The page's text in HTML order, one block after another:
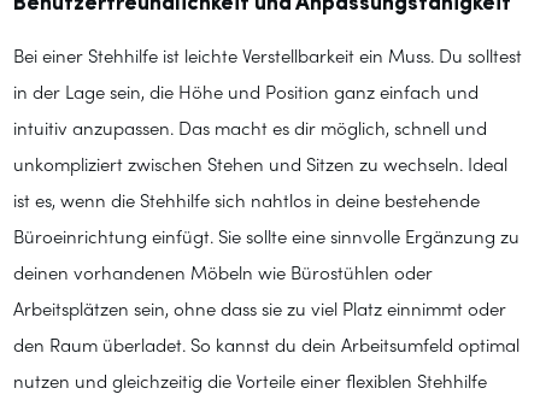
Bei einer Stehhilfe ist leichte Verstellbarkeit ein Muss. Du solltest
in der Lage sein, die Höhe und Position ganz einfach und
intuitiv anzupassen. Das macht es dir möglich, schnell und
unkompliziert zwischen Stehen und Sitzen zu wechseln. Ideal
ist es, wenn die Stehhilfe sich nahtlos in deine bestehende
Büroeinrichtung einfügt. Sie sollte eine sinnvolle Ergänzung zu
deinen vorhandenen Möbeln wie Bürostühlen oder
Arbeitsplätzen sein, ohne dass sie zu viel Platz einnimmt oder
den Raum überladet. So kannst du dein Arbeitsumfeld optimal
nutzen und gleichzeitig die Vorteile einer flexiblen Stehhilfe